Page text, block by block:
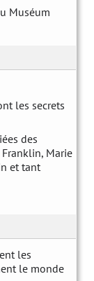
Muséum
les secrets
des
Marie
et tant
les
le monde